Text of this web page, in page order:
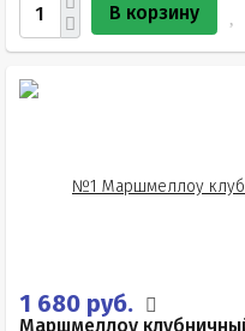
В корзину
1 680 руб.
Маршмеллоу